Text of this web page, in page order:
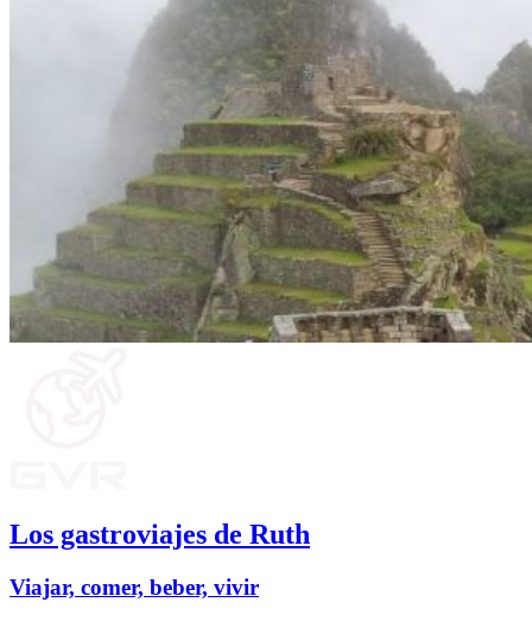
Los gastroviajes de Ruth
Viajar, comer, beber, vivir